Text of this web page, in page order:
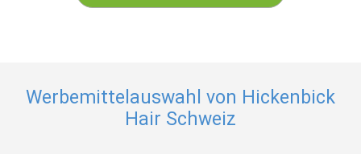
Werbemittelauswahl von Hickenbick
Hair Schweiz